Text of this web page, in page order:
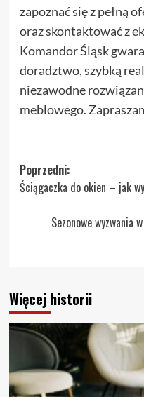
zapoznać się z pełną
oraz skontaktować z
Komandor Śląsk
doradztwo, szybką
niezawodne
meblowego.
Zobacz
wpisy
Poprzedni:
Ściągaczka do okien – jak
Sezonowe
Więcej historii